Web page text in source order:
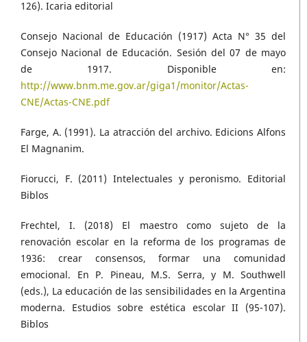
126). Icaria editorial
Consejo Nacional de Educación (1917) Acta N° 35 del
Consejo Nacional de Educación. Sesión del 07 de mayo
de 1917. Disponible en:
http://www.bnm.me.gov.ar/giga1/monitor/Actas-
CNE/Actas-CNE.pdf
Farge, A. (1991). La atracción del archivo. Edicions Alfons
El Magnanim.
Fiorucci, F. (2011) Intelectuales y peronismo. Editorial
Biblos
Frechtel, I. (2018) El maestro como sujeto de la
renovación escolar en la reforma de los programas de
1936: crear consensos, formar una comunidad
emocional. En P. Pineau, M.S. Serra, y M. Southwell
(eds.), La educación de las sensibilidades en la Argentina
moderna. Estudios sobre estética escolar II (95-107).
Biblos